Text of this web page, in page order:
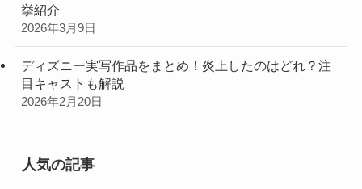
挙紹介
2026年3月9日
ディズニー実写作品をまとめ！炎上したのはどれ？注
目キャストも解説
2026年2月20日
人気の記事